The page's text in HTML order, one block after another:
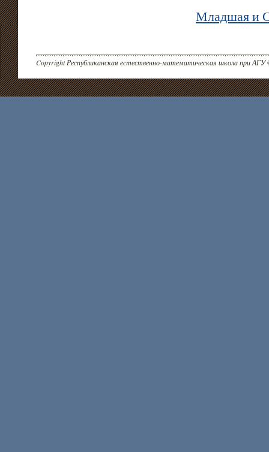
Младшая и
Copyright Республиканская естественно-математическая школа при АГУ